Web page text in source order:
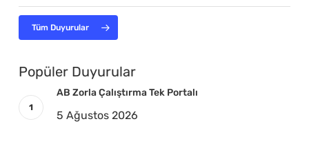
Tüm Duyurular
Popüler Duyurular
AB Zorla Çalıştırma Tek Portalı
5 Ağustos 2026